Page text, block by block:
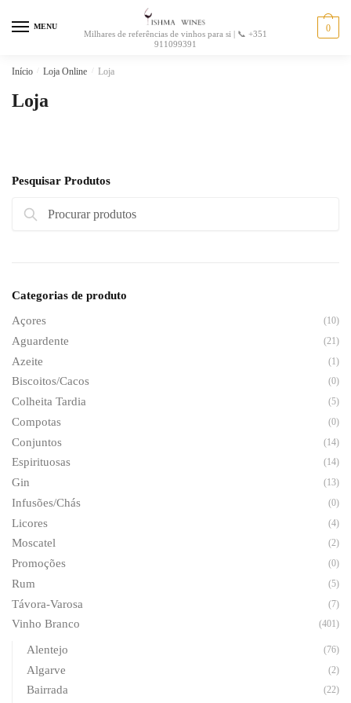
MENU
Milhares de referências de vinhos para si | 📞 +351
911099391
0
Início Loja Online Loja
Loja
Pesquisar Produtos
Pesquisa
Categorias de produto
Açores
(10)
Aguardente (21)
Azeite (1)
Biscoitos/Cacos (0)
Colheita Tardia (5)
Compotas (0)
Conjuntos (14)
Espirituosas (14)
Gin (13)
Infusões/Chás (0)
Licores (4)
Moscatel (2)
Promoções (0)
Rum (5)
Távora-Varosa (7)
Vinho Branco (401)
Alentejo (76)
Algarve (2)
Bairrada (22)